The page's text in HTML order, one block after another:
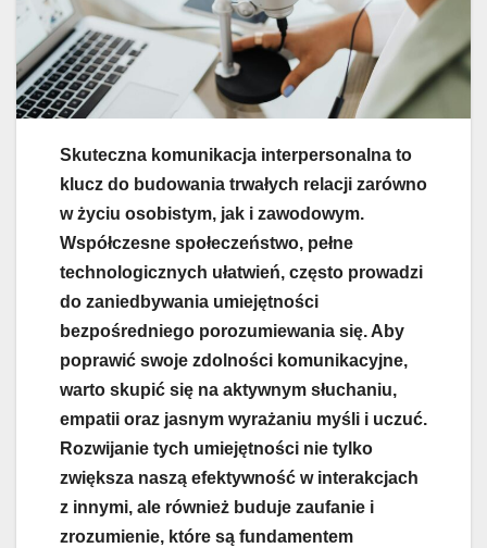
Skuteczna komunikacja interpersonalna to
klucz do budowania trwałych relacji zarówno
w życiu osobistym, jak i zawodowym.
Współczesne społeczeństwo, pełne
technologicznych ułatwień, często prowadzi
do zaniedbywania umiejętności
bezpośredniego porozumiewania się. Aby
poprawić swoje zdolności komunikacyjne,
warto skupić się na aktywnym słuchaniu,
empatii oraz jasnym wyrażaniu myśli i uczuć.
Rozwijanie tych umiejętności nie tylko
zwiększa naszą efektywność w interakcjach
z innymi, ale również buduje zaufanie i
zrozumienie, które są fundamentem